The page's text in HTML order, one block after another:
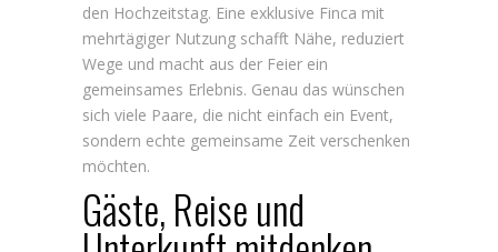
den Hochzeitstag. Eine exklusive Finca mit
mehrtägiger Nutzung schafft Nähe, reduziert
Wege und macht aus der Feier ein
gemeinsames Erlebnis. Genau das wünschen
sich viele Paare, die nicht einfach ein Event,
sondern echte gemeinsame Zeit verschenken
möchten.
Gäste, Reise und